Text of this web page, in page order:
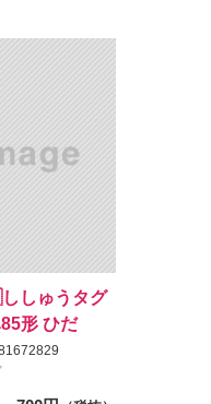
しゅうタグ
形 ひだ